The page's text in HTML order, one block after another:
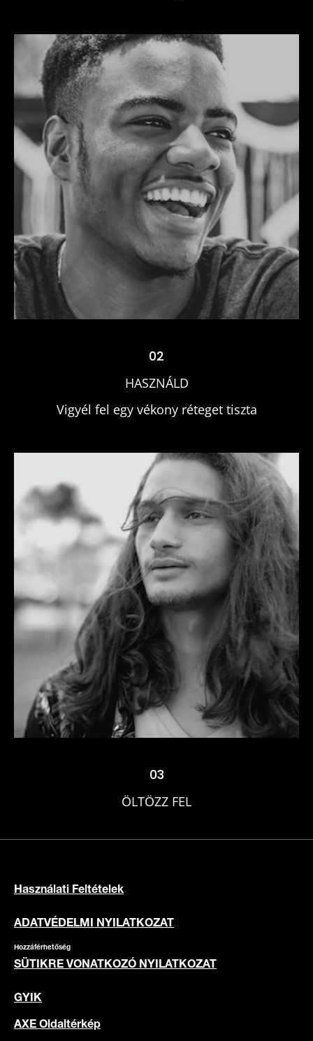
02
HASZNÁLD
Vigyél fel egy vékony réteget tiszta
03
ÖLTÖZZ FEL
Használati Feltételek
ADATVÉDELMI NYILATKOZAT
Hozzáférhetőség
SÜTIKRE VONATKOZÓ NYILATKOZAT
GYIK
AXE Oldaltérkép